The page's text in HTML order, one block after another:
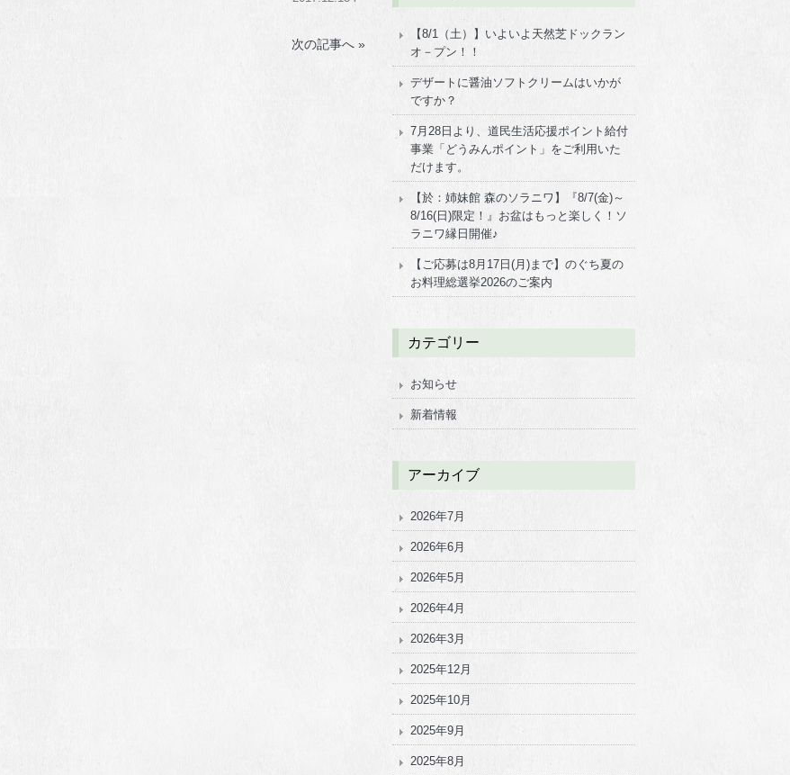
次の記事へ »
【8/1（土）】いよいよ天然芝ドックラン
オ－プン！！
デザートに醤油ソフトクリームはいかが
ですか？
7月28日より、道民生活応援ポイント給付
事業「どうみんポイント」をご利用いた
だけます。
【於：姉妹館 森のソラニワ】『8/7(金)～
8/16(日)限定！』お盆はもっと楽しく！ソ
ラニワ縁日開催♪
【ご応募は8月17日(月)まで】のぐち夏の
お料理総選挙2026のご案内
カテゴリー
お知らせ
新着情報
アーカイブ
2026年7月
2026年6月
2026年5月
2026年4月
2026年3月
2025年12月
2025年10月
2025年9月
2025年8月